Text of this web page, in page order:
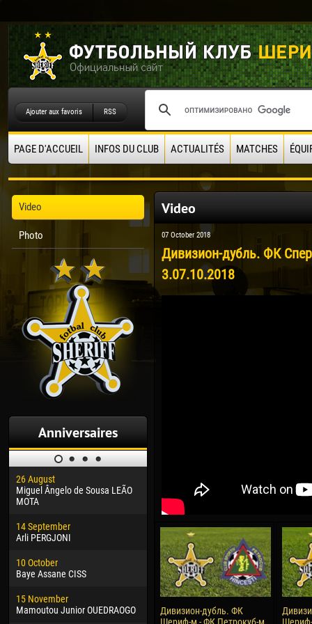
Ajouter aux favoris RSS
PAGE D'ACCUEIL INFOS DU CLUB ACTUALITÉS MATCHES
Video
Photo
Anniversaires
26 August
Miguel Ângelo de Sousa LEÃO
MOTA
14 September
Arli PERGJONI
10 October
Baye Assane CISS
15 November
Mamoutou Junior OUEDRAOGO
Dhoraso Moreo KLAS
24 February
Vladislav COSTIN
02 March
Veaceslav COZMA
09 March
Emmanuel AFETSE
15
24
Video
07 October 2018
Дивизион-дубль. ФК
3.07.10.2018
Дивизион-дубль. ФК